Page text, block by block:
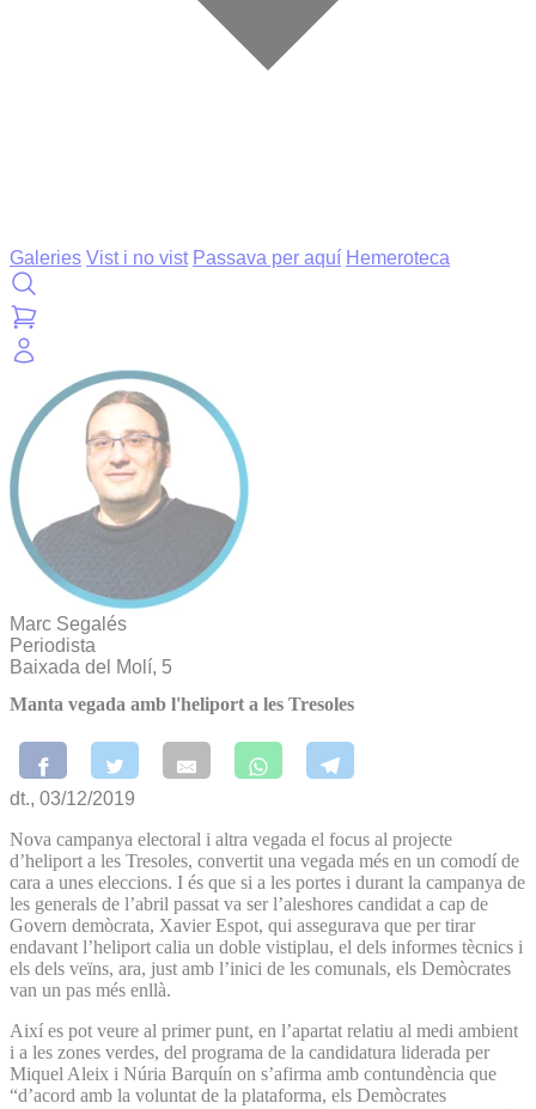
Galeries Vist i no vist Passava per aquí Hemeroteca
Marc Segalés
Periodista
Baixada del Molí, 5
Manta vegada amb l'heliport a les Tresoles
dt., 03/12/2019
Nova campanya electoral i altra vegada el focus al projecte
d’heliport a les Tresoles, convertit una vegada més en un comodí de
cara a unes eleccions. I és que si a les portes i durant la campanya de
les generals de l’abril passat va ser l’aleshores candidat a cap de
Govern demòcrata, Xavier Espot, qui assegurava que per tirar
endavant l’heliport calia un doble vistiplau, el dels informes tècnics i
els dels veïns, ara, just amb l’inici de les comunals, els Demòcrates
van un pas més enllà.
Així es pot veure al primer punt, en l’apartat relatiu al medi ambient
i a les zones verdes, del programa de la candidatura liderada per
Miquel Aleix i Núria Barquín on s’afirma amb contundència que
“d’acord amb la voluntat de la plataforma, els Demòcrates